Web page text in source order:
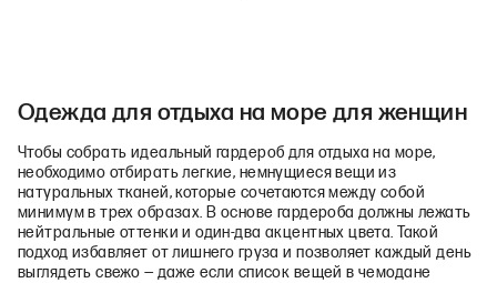
Одежда для отдыха на море для женщин
Чтобы собрать идеальный гардероб для отдыха на море,
необходимо отбирать легкие, немнущиеся вещи из
натуральных тканей, которые сочетаются между собой
минимум в трех образах. В основе гардероба должны лежать
нейтральные оттенки и один-два акцентных цвета. Такой
подход избавляет от лишнего груза и позволяет каждый день
выглядеть свежо — даже если список вещей в чемодане